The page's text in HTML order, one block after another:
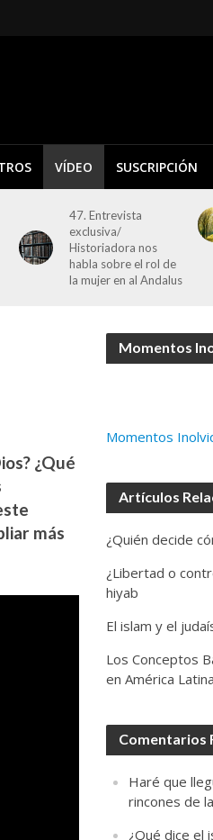
VÍDEO SUSCRIPCIÓN
47. Entrevista
exclusiva/
Historiadora nos
habla sobre el rol de
la mujer en al Andalus
¿Qué
más
Momentos
Momentos
Artículos
¿Quién decide
¿Libertad o
hiyab
El islam y el
Los Conceptos
en América
Comentarios
Haré que
rincones de
¿Qué dice el